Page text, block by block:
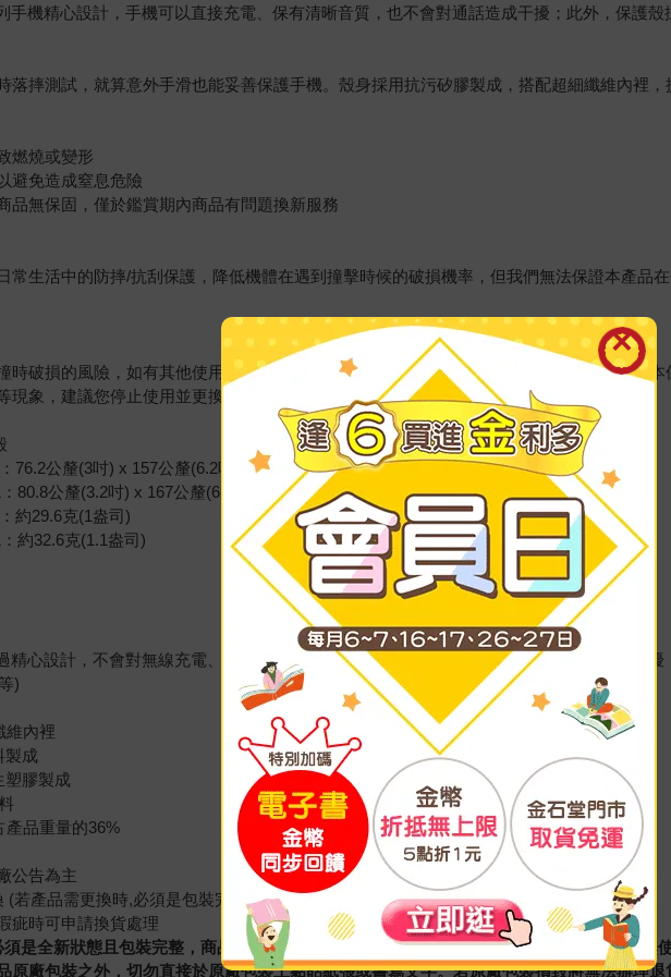
手機精心設計，手機可以直接充電、保有清晰音質，也不會對通話造成干擾；此外，保護殼
落摔測試，就算意外手滑也能妥善保護手機。殼身採用抗污矽膠製成，搭配超細纖維內裡，
燃燒或變形
避免造成窒息危險
品無保固，僅於鑑賞期內商品有問題換新服務
常生活中的防摔/抗刮保護，降低機體在遇到撞擊時候的破損機率，但我們無法保證本產品
時破損的風險，如有其他使用原因而導致裝置壞損概不負責。如同其他保護類產品一樣，
現象，建議您停止使用並更換全新商品以確保本產品之保護性為最佳狀態。
76.2公釐(3吋) x 157公釐(6.2吋) x 13.7公釐(0.5吋)
80.8公釐(3.2吋) x 167公釐(6.6吋) x 13.7公釐(0.5吋)
約29.6克(1盎司)
約32.6克(1.1盎司)
心設計，不會對無線充電、麥克風、喇叭、手機訊號、Bluetooth和WiFi連線能力造成干擾
)
維內裡
製成
塑膠製成
產品重量的36%
公告為主
若產品需更換時,必須是包裝完整)
疵時可申請換貨處理
是全新狀態且包裝完整，商品及相關配件、贈品不得缺件、刮傷或有智慧財產權之配件無
原廠包裝之外，切勿直接於原廠包裝上黏貼紙張或書寫文字。若原廠包裝損毀將無法辦理